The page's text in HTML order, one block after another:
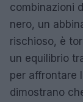
combinazioni
nero, un
rischioso, è
un equilibrio
per affrontare
dimostrano